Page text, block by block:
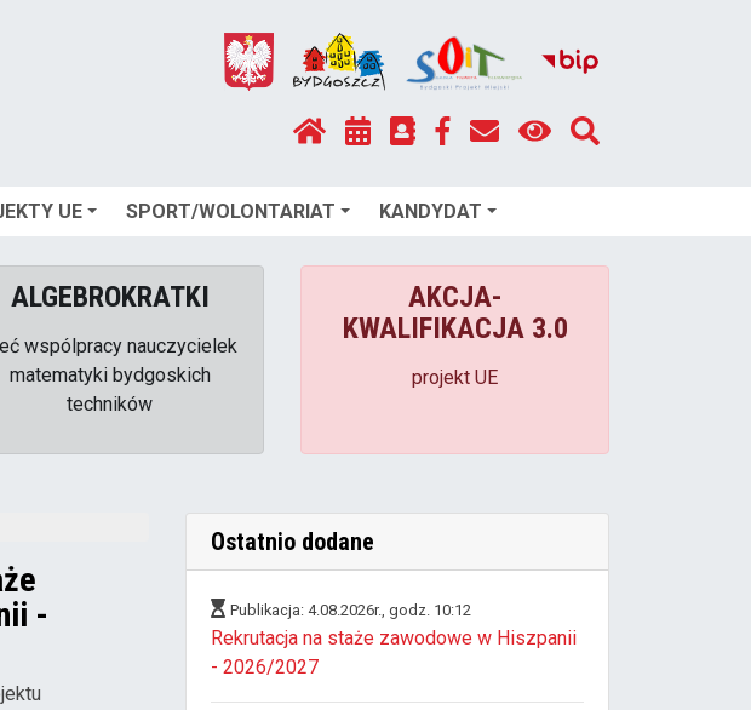
UE SPORT/WOLONTARIAT KANDYDAT
ALGEBROKRATKI
wspólpracy nauczycielek
matematyki bydgoskich
techników
AKCJA-
KWALIFIKACJA 3.0
projekt UE
-
Ostatnio dodane
Publikacja: 4.08.2026r., godz. 10:12
Rekrutacja na staże zawodowe w Hiszpanii
- 2026/2027